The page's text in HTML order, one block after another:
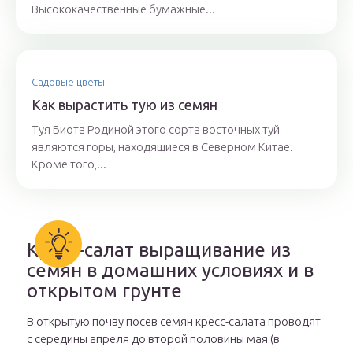
Высококачественные бумажные...
Садовые цветы
Как вырастить тую из семян
Туя Биота Родиной этого сорта восточных туй
являются горы, находящиеся в Северном Китае.
Кроме того,...
Кресс-салат выращивание из
семян в домашних условиях и в
открытом грунте
В открытую почву посев семян кресс-салата проводят
с середины апреля до второй половины мая (в